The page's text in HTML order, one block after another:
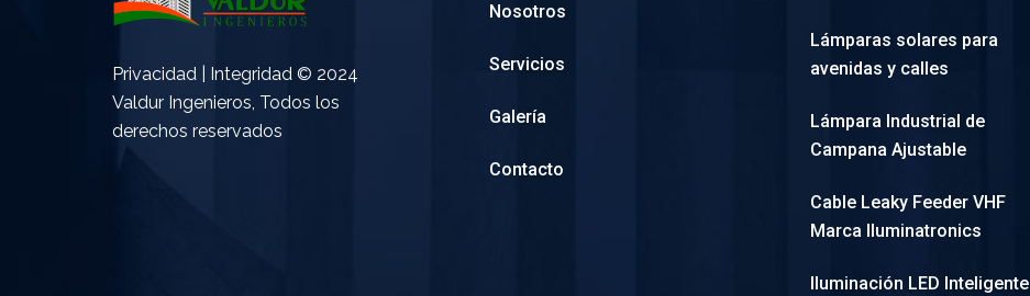
Privacidad | Integridad © 2024
Valdur Ingenieros, Todos los
derechos reservados
Nosotros
Servicios
Galería
Contacto
Lámparas solares para
avenidas y calles
Lámpara Industrial de
Campana Ajustable
Cable Leaky Feeder VHF
Marca Iluminatronics
Iluminación LED Inteligente